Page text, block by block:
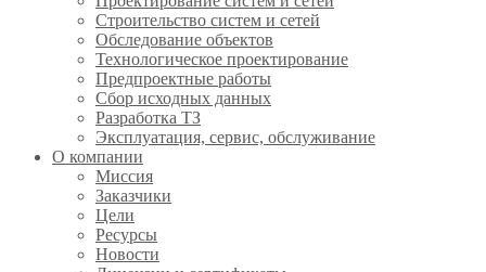
Строительство систем и сетей
Обследование объектов
Технологическое проектирование
Предпроектные работы
Сбор исходных данных
Разработка ТЗ
Эксплуатация, сервис, обслуживание
О компании
Миссия
Заказчики
Цели
Ресурсы
Новости